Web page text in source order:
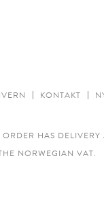
KONTAKT
HAS
NORWEGIAN VAT.